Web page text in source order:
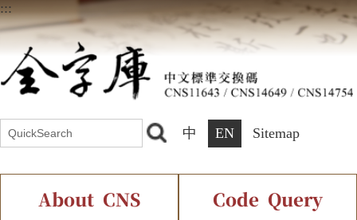
:::
中 EN Sitemap
About CNS Code Query